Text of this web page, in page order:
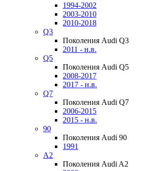
1994-2002
2003-2010
2010-2018
Q3
Поколения Audi Q3
2011 - н.в.
Q5
Поколения Audi Q5
2008-2017
2017 - н.в.
Q7
Поколения Audi Q7
2006-2015
2015 - н.в.
90
Поколения Audi 90
1991
A2
Поколения Audi A2